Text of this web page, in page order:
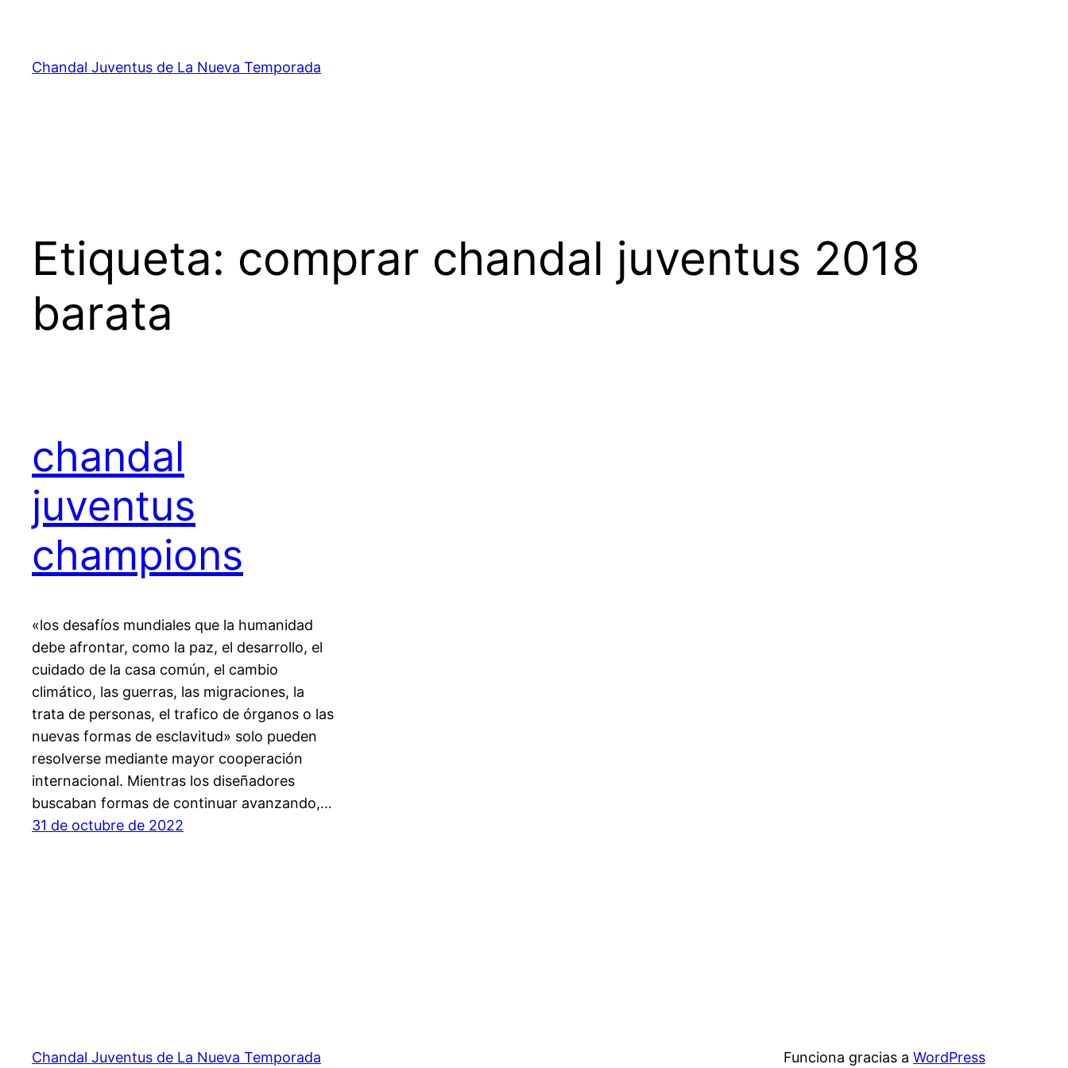
contenido
Chandal Juventus de La Nueva Temporada
Etiqueta: comprar chandal juventus 2018
barata
chandal
juventus
champions
«los desafíos mundiales que la humanidad
debe afrontar, como la paz, el desarrollo, el
cuidado de la casa común, el cambio
climático, las guerras, las migraciones, la
trata de personas, el trafico de órganos o las
nuevas formas de esclavitud» solo pueden
resolverse mediante mayor cooperación
internacional. Mientras los diseñadores
buscaban formas de continuar avanzando,…
31 de octubre de 2022
Chandal Juventus de La Nueva Temporada Funciona gracias a WordPress